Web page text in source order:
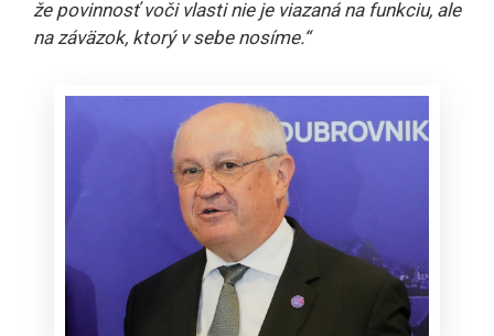
že povinnosť voči vlasti nie je viazaná na funkciu, ale
na záväzok, ktorý v sebe nosíme.“